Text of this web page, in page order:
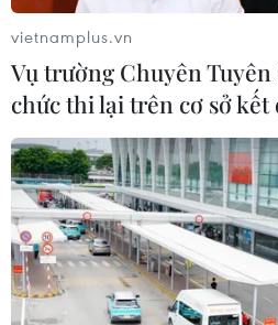
TP Hồ Chí Minh
04/08/2026 04:14
APEC 2027:
tuyến tàu điện nhẹ LRT đầu
Phú Quốc dần thành hình
04/08/2026 03:40
Bộ Xây dựng lên tiếng về
chỉnh hợp đồng trước biến
vietnamplus.vn
Vụ trường Chuyên Tuyên
chức thi lại trên cơ sở kết